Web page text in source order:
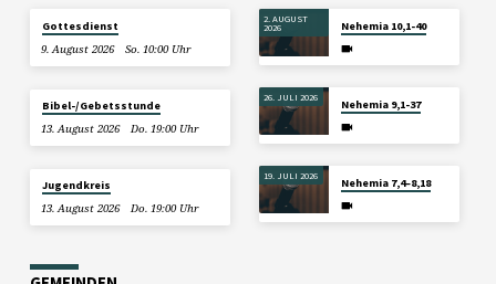
Gottesdienst
9. August 2026
So. 10:00 Uhr
Bibel-/Gebetsstunde
13. August 2026
Do. 19:00 Uhr
Jugendkreis
13. August 2026
Do. 19:00 Uhr
2. AUGUST
2026 Nehemia 10,1-40
26. JULI 2026
Nehemia 9,1-37
19. JULI 2026
Nehemia 7,4–8,18